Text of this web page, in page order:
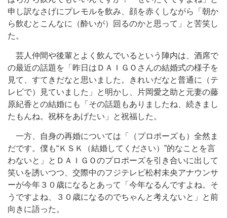
申し訳なさげにプレモルを飲み、顔を赤くしながら「朝か
ら飲むとこんなに（酔いが）回るのかと思って」と苦笑し
た。
芸人仲間や後輩とよく飲んでいるという陣内は、酒席で
の最近の話題を「昨日はＤＡＩＧＯさんの結婚式の様子を
見て、すてきだなと思いました。きれいだなと普通に（テ
レビで）見ていました」と明かし、片岡愛之助と元妻の藤
原紀香との結婚にも「その話題もありましたね、続きまし
たもんね。祝杯をあげたい」と祝福した。
一方、自身の再婚については「（プロポーズも）全然ま
だです。僕も“ＫＳＫ（結婚してください）”的なことを言
わないと」とＤＡＩＧＯのプロポーズを引き合いに出して
笑いを誘いつつ、交際中のフジテレビ松村未央アナウンサ
ーが今年３０歳になるとあって「今年なるんですよね。そ
うですよね、３０歳になるのでちゃんと考えないと」と前
向きに語った。